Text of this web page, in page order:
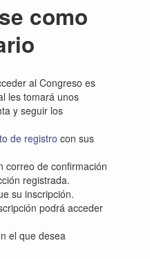
como
al Congreso es
les tomará unos
y seguir los
de registro con sus
correo de confirmación
registrada.
su inscripción.
podrá acceder
el que desea